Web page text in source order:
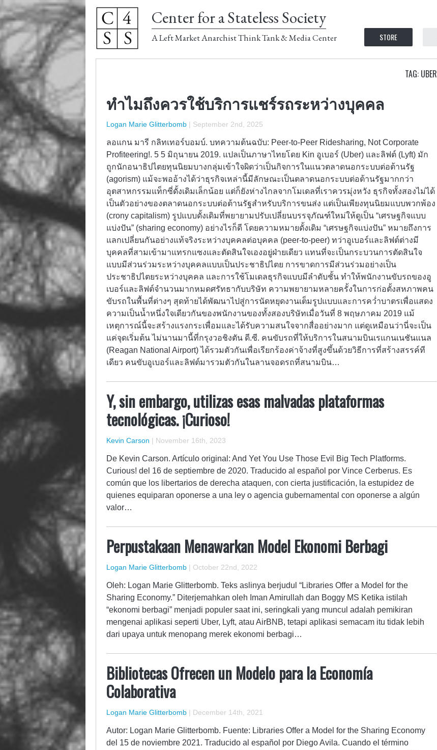
Center for a Stateless Society
A Left Market Anarchist Think Tank & Media Center STORE
TAG: UBER
ทำไมถึงควรใช้บริการแชร์รถระหว่างบุคคล
Logan Marie Glitterbomb | September 2nd, 2025
ลอแกน มารี กลิทเทอร์บอมบ์. บทความต้นฉบับ: Peer-to-Peer Ridesharing, Not Corporate
Profiteering!. 5 5 มิถุนายน 2019. แปลเป็นภาษาไทยโดย Kin อูเบอร์ (Uber) และลิฟต์ (Lyft) มัก
ถูกนักอนาธิปไตยทุนนิยมบางกลุ่มเข้าใจผิดว่าเป็นกิจการในแนวตลาดนอกระบบต่อต้านรัฐ
(agorism) แม้จะพออ้างได้ว่าธุรกิจเหล่านี้มีลักษณะเป็นตลาดนอกระบบต่อต้านรัฐมากกว่า
อุตสาหกรรมแท็กซี่ดั้งเดิมเล็กน้อย แต่ก็ยังห่างไกลจากโมเดลที่เราควรมุ่งหวัง ธุรกิจทั้งสองไม่ได้
เป็นตัวอย่างของตลาดนอกระบบต่อต้านรัฐสำหรับบริการขนส่ง แต่เป็นเพียงทุนนิยมแบบพวกพ้อง
(crony capitalism) รูปแบบดั้งเดิมที่พยายามปรับเปลี่ยนบรรจุภัณฑ์ใหม่ให้ดูเป็น “เศรษฐกิจแบบ
แบ่งปัน” (sharing economy) อย่างไรก็ดี โดยความหมายดั้งเดิม “เศรษฐกิจแบ่งปัน” หมายถึงการ
แลกเปลี่ยนกันอย่างแท้จริงระหว่างบุคคลต่อบุคคล (peer-to-peer) ทว่าอูเบอร์และลิฟต์ต่างมี
บุคคลที่สามเข้ามาแทรกแซงและตัดสินใจเองอยู่ฝ่ายเดียว แทนที่จะเป็นกระบวนการตัดสินใจ
แบบมีส่วนร่วมระหว่างบุคคลแบบเป็นประชาธิปไตย การขาดการมีส่วนร่วมอย่างเป็น
ประชาธิปไตยระหว่างบุคคล และการใช้โมเดลธุรกิจแบบมีลำดับชั้น ทำให้พนักงานขับรถของอู
เบอร์และลิฟต์จำนวนมากหมดศรัทธากับบริษัท ความพยายามหลายครั้งในการก่อตั้งสหภาพคน
ขับรถในพื้นที่ต่างๆ สุดท้ายได้พัฒนาไปสู่การนัดหยุดงานเต็มรูปแบบและการคว่ำบาตรเพื่อแสดง
ความเป็นน้ำหนึ่งใจเดียวกันของพนักงานของทั้งสองบริษัทเมื่อวันที่ 8 พฤษภาคม 2019 แม้
เหตุการณ์นี้จะสร้างแรงกระเพื่อมและได้รับความสนใจจากสื่ออย่างมาก แต่ดูเหมือนว่านี่จะเป็น
แค่จุดเริ่มต้น ไม่นานมานี้ที่กรุงวอชิงตัน ดี.ซี. คนขับรถที่ให้บริการในสนามบินเรแกนเนชันแนล
(Reagan National Airport) ได้รวมตัวกันเพื่อเรียกร้องค่าจ้างที่สูงขึ้นด้วยวิธีการที่สร้างสรรค์ที
เดียว คนขับอูเบอร์และลิฟต์มารวมตัวกันในลานจอดรถที่สนามบิน…
Y, sin embargo, utilizas esas malvadas plataformas
tecnológicas. ¡Curioso!
Kevin Carson | November 16th, 2023
De Kevin Carson. Artículo original: And Yet You Use Those Evil Big Tech Platforms.
Curious! del 16 de septiembre de 2020. Traducido al español por Vince Cerberus. Es
común que los libertarios de derecha ataquen, con cierta justificación, la estupidez de
quienes equiparan oponerse a una ley o agencia gubernamental con oponerse a algún
valor…
Perpustakaan Menawarkan Model Ekonomi Berbagi
Logan Marie Glitterbomb | October 22nd, 2022
Oleh: Logan Marie Glitterbomb. Teks aslinya berjudul “Libraries Offer a Model for the
Sharing Economy.” Diterjemahkan oleh Iman Amirullah dan Boggy MS Ketika istilah
“ekonomi berbagi” menjadi populer saat ini, seringkali yang muncul adalah pemikiran
mengenai aplikasi seperti Uber, Lyft, atau AirBNB, tetapi aplikasi semacam itu tidak lebih
dari upaya untuk menopang merek ekonomi berbagi…
Bibliotecas Ofrecen un Modelo para la Economía
Colaborativa
Logan Marie Glitterbomb | December 14th, 2021
Autor: Logan Marie Glitterbomb. Fuente: Libraries Offer a Model for the Sharing Economy
del 15 de noviembre 2021. Traducido al español por Diego Avila. Cuando el término